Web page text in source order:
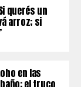
querés un
arroz; si
en las
el truco